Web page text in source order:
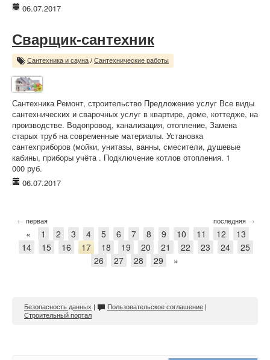
06.07.2017
Сварщик-сантехник
Сантехника и сауна / Сантехнические работы
Сантехника Ремонт, строительство Предложение услуг Все виды
сантехнических и сварочных услуг в квартире, доме, коттедже, на
производстве. Водопровод, канализация, отопление, Замена
старых труб на современные материалы. Установка
сантехприборов (мойки, унитазы, ванны, смесители, душевые
кабины, приборы учёта . Подключение котлов отопления. 1
000 руб.
06.07.2017
← первая последняя →
« 1 2 3 4 5 6 7 8 9 10 11 12
13
14
15 16 17 18 19 20 21 22 23 24
25
26
27 28 29 »
Безопасность данных | Пользовательское соглашение |
Строительный портал